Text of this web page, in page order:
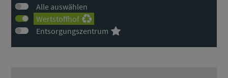
Alle auswählen
Wertstoffhof
Entsorgungszentrum